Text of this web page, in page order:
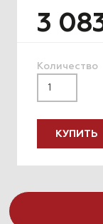
3
Количество
КУПИТЬ